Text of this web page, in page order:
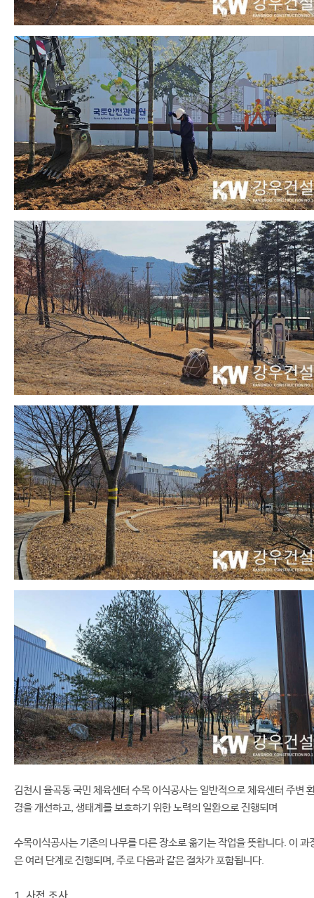
김천시 율곡동 국민 체육센터 수목 이식공사는 일반적으로 체육센터 주변
경을 개선하고, 생태계를 보호하기 위한 노력의 일환으로 진행되며
수목이식공사는 기존의 나무를 다른 장소로 옮기는 작업을 뜻합니다. 이 과
은 여러 단계로 진행되며, 주로 다음과 같은 절차가 포함됩니다.
1. 사전 조사